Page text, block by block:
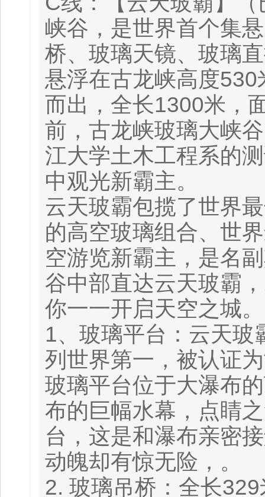
峡谷，是世界首个集
桥、玻璃天镜、玻璃
悬浮在古龙峡高度
而出，全长1300米，
前，古龙峡玻璃大峡
江大学土木工程系的
中观光新霸主。
云天玻霸包揽了世界
的高空玻璃组合、世
空游览新霸主，是名
谷中部直达云天玻霸
你一一开启天空之城。
1、玻璃平台：云天玻
列世界第一，被认证
玻璃平台位于大瀑布
布的巨幅水幕，点睛
台，这是和瀑布亲密
动魄却有惊无险，。
2. 玻璃吊桥：全长